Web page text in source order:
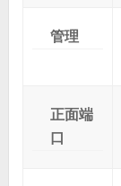
管理
正面端
口